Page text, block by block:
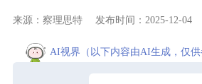
来源：察理思特 发布时间：2025-12-04
AI视界 （以下内容由AI生成，仅供